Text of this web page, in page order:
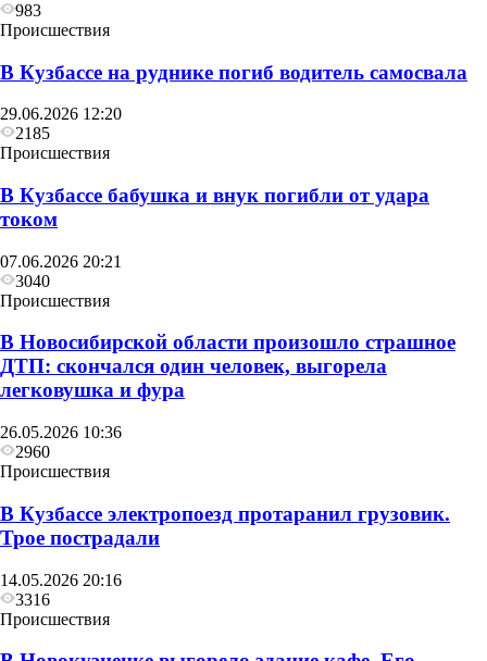
983
Происшествия
В Кузбассе на руднике погиб водитель самосвала
29.06.2026 12:20
2185
Происшествия
В Кузбассе бабушка и внук погибли от удара
током
07.06.2026 20:21
3040
Происшествия
В Новосибирской области произошло страшное
ДТП: скончался один человек, выгорела
легковушка и фура
26.05.2026 10:36
2960
Происшествия
В Кузбассе электропоезд протаранил грузовик.
Трое пострадали
14.05.2026 20:16
3316
Происшествия